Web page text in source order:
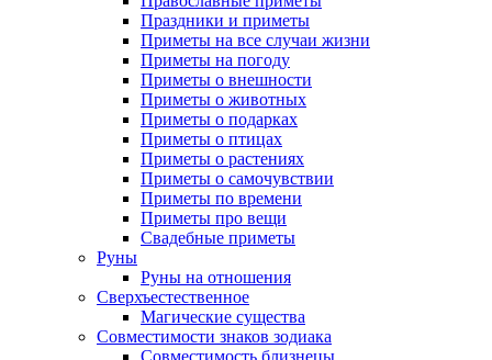
Праздники и приметы
Приметы на все случаи жизни
Приметы на погоду
Приметы о внешности
Приметы о животных
Приметы о подарках
Приметы о птицах
Приметы о растениях
Приметы о самочувствии
Приметы по времени
Приметы про вещи
Свадебные приметы
Руны
Руны на отношения
Сверхъестественное
Магические существа
Совместимости знаков зодиака
Совместимость близнецы